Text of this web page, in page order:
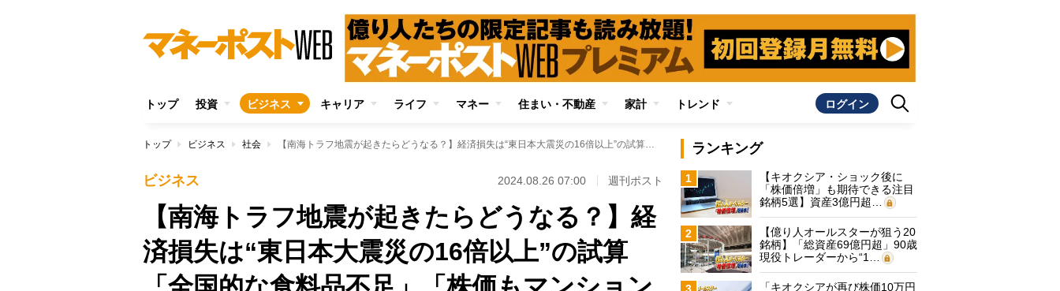
トップ 投資 ビジネス キャリア ライフ マネー 住まい・不動産 家計 トレンド ログイン
トップ ビジネス 社会 【南海トラフ地震が起きたらどうなる？】経済損失は“東日本大震災の16倍以上”の試算 「全国的な食料品不足」「株価もマンションも半値」の予測も
ビジネス 2024.08.26 07:00 週刊ポスト
【南海トラフ地震が起きたらどうなる？】経
済損失は“東日本大震災の16倍以上”の試算
ランキング
1
【キオクシア・ショック後に
「株価倍増」も期待できる注目
銘柄5選】資産3億円超…
2
【億り人オールスターが狙う20
銘柄】「総資産69億円超」90歳
現役トレーダーから“1…
「キオクシアが再び株価10万円